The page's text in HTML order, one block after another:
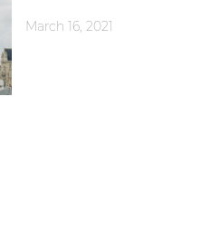
March 16, 2021